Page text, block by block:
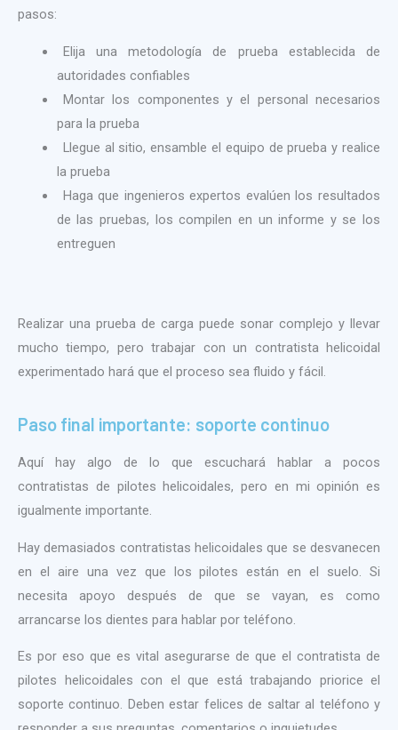
pasos:
Elija una metodología de prueba establecida de
autoridades confiables
Montar los componentes y el personal necesarios
para la prueba
Llegue al sitio, ensamble el equipo de prueba y realice
la prueba
Haga que ingenieros expertos evalúen los resultados
de las pruebas, los compilen en un informe y se los
entreguen
Realizar una prueba de carga puede sonar complejo y llevar
mucho tiempo, pero trabajar con un contratista helicoidal
experimentado hará que el proceso sea fluido y fácil.
Paso final importante: soporte continuo
Aquí hay algo de lo que escuchará hablar a pocos
contratistas de pilotes helicoidales, pero en mi opinión es
igualmente importante.
Hay demasiados contratistas helicoidales que se desvanecen
en el aire una vez que los pilotes están en el suelo. Si
necesita apoyo después de que se vayan, es como
arrancarse los dientes para hablar por teléfono.
Es por eso que es vital asegurarse de que el contratista de
pilotes helicoidales con el que está trabajando priorice el
soporte continuo. Deben estar felices de saltar al teléfono y